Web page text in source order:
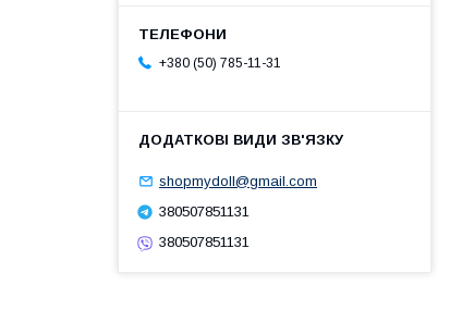
+380 (50) 785-11-31
shopmydoll@gmail.com
380507851131
380507851131